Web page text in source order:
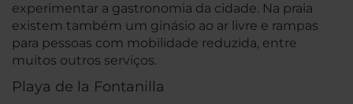
experimentar a gastronomia da cidade. Na praia
existem também um ginásio ao ar livre e rampas
para pessoas com mobilidade reduzida, entre
muitos outros serviços.
Playa de la Fontanilla